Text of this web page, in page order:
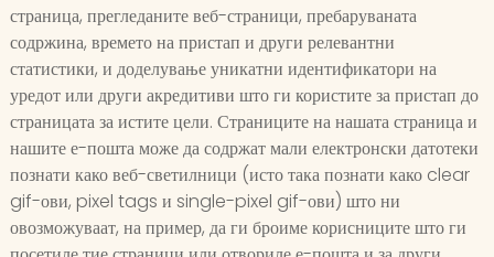
страница, прегледаните веб-страници, пребаруваната
содржина, времето на пристап и други релевантни
статистики, и доделување уникатни идентификатори на
уредот или други акредитиви што ги користите за пристап до
страницата за истите цели. Страниците на нашата страница и
нашите е-пошта може да содржат мали електронски датотеки
познати како веб-светилници (исто така познати како clear
gif-ови, pixel tags и single-pixel gif-ови) што ни
овозможуваат, на пример, да ги броиме корисниците што ги